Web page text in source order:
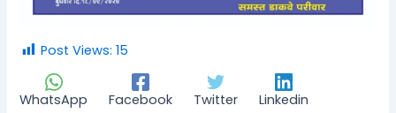
Post Views: 15
WhatsApp Facebook Twitter Linkedin